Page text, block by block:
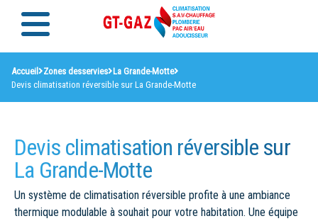
Accueil Zones desservies La Grande-Motte
Devis climatisation réversible sur La Grande-Motte
Devis climatisation réversible sur
La Grande-Motte
Un système de climatisation réversible profite à une ambiance
thermique modulable à souhait pour votre habitation. Une équipe